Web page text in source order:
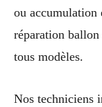
ou accumulation
réparation ballon
tous modèles.
Nos techniciens